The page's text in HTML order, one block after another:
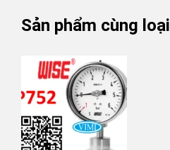
Sản phẩm cùng loại